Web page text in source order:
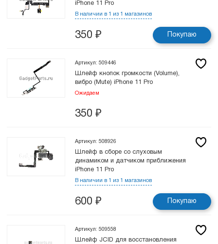
iPhone 11 Pro
В наличии в 1 из 1 магазинов
350 ₽ Покупаю
Артикул: 509446
Шлейф кнопок громкости (Volume),
вибро (Mute) iPhone 11 Pro
Ожидаем
350 ₽
Артикул: 508926
Шлейф в сборе cо слуховым
динамиком и датчиком приближения
iPhone 11 Pro
В наличии в 1 из 1 магазинов
600 ₽ Покупаю
Артикул: 509558
Шлейф JCID для восстановления